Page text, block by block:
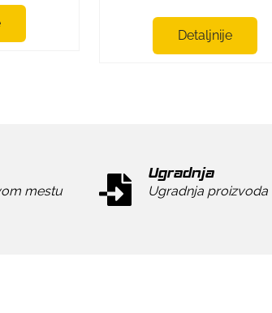
Detaljnije
mestu
Ugradnja
Ugradnja proizvoda